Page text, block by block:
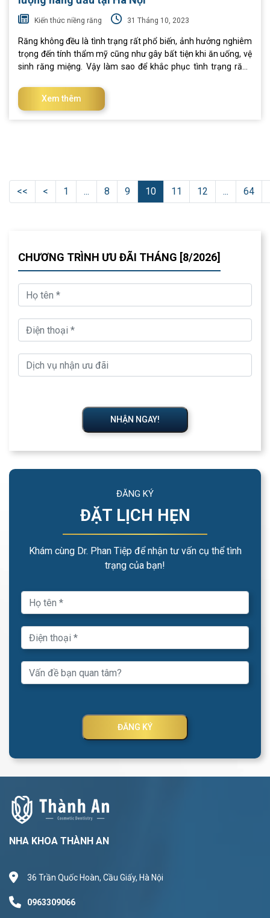
Kiến thức niềng răng 31 Tháng 10, 2023
Răng không đều là tình trạng rất phổ biến, ảnh hưởng nghiêm
trọng đến tính thẩm mỹ cũng như gây bất tiện khi ăn uống, vệ
sinh răng miệng. Vậy làm sao để khắc phục tình trạng răng
dưới. I. Tìm hiểu tình trạng mọc răng không đều Trước khi đi
tìm các phương pháp chỉnh sửa răng không đều, chúng ta
Xem thêm
<< < 1 ... 8 9 10 11 12 ... 64
CHƯƠNG TRÌNH ƯU ĐÃI THÁNG [8/2026]
NHẬN NGAY!
ĐĂNG KÝ
ĐẶT LỊCH HẸN
Khám cùng Dr. Phan Tiệp để nhận tư vấn cụ thể tình
trạng của bạn!
ĐĂNG KÝ
NHA KHOA THÀNH AN
36 Trần Quốc Hoàn, Cầu Giấy, Hà Nội
0963309066